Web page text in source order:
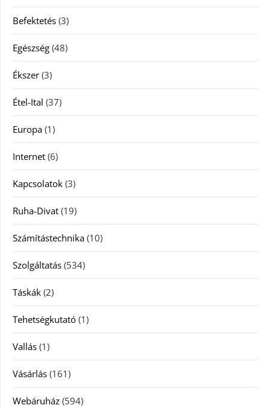
Befektetés (3)
Egészség (48)
Ékszer (3)
Étel-Ital (37)
Europa (1)
Internet (6)
Kapcsolatok (3)
Ruha-Divat (19)
Számítástechnika (10)
Szolgáltatás (534)
Táskák (2)
Tehetségkutató (1)
Vallás (1)
Vásárlás (161)
Webáruház (594)